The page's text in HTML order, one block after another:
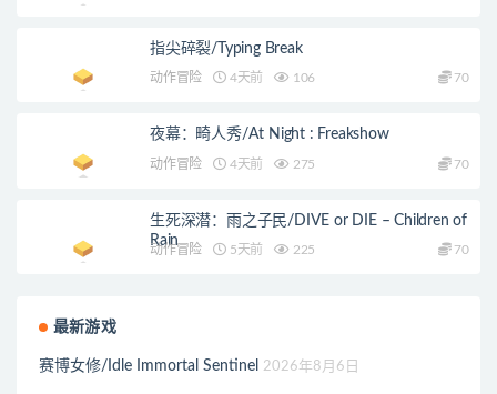
指尖碎裂/Typing Break
动作冒险 4天前 106 70
夜幕：畸人秀/At Night : Freakshow
动作冒险 4天前 275 70
生死深潜：雨之子民/DIVE or DIE – Children of
Rain
动作冒险 5天前 225 70
最新游戏
赛博女修/Idle Immortal Sentinel 2026年8月6日